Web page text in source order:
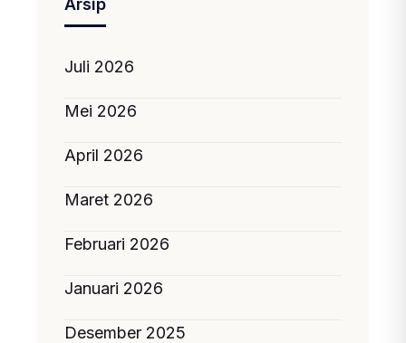
Arsip
Juli 2026
Mei 2026
April 2026
Maret 2026
Februari 2026
Januari 2026
Desember 2025